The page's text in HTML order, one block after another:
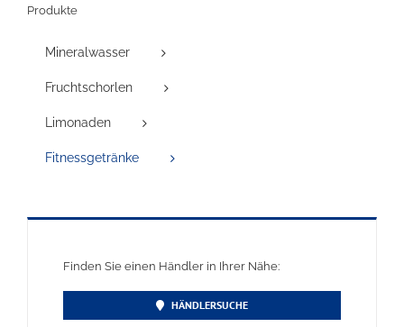
Produkte
Mineralwasser
Fruchtschorlen
Limonaden
Fitnessgetränke
Finden Sie einen Händler in Ihrer Nähe:
HÄNDLERSUCHE